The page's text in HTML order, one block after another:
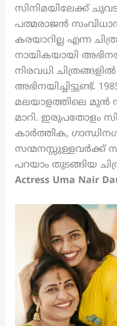
സിനിമയിലേക്ക്
പത്മരാജൻ
കരയാറില്ല എന്ന
നായികയായി
നിരവധി
അഭിനയിച്ചിട്ടുണ്ട്.
മലയാളത്തിലെ മുൻ
മാറി. ഇരുപതോളം
കാർത്തിക,
സന്മനസ്സുള്ളവര്‍ക്ക്
പറയാം തുടങ്ങിയ
Actress Uma Nair